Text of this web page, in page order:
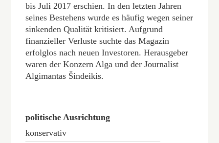
bis Juli 2017 erschien. In den letzten Jahren
seines Bestehens wurde es häufig wegen seiner
sinkenden Qualität kritisiert. Aufgrund
finanzieller Verluste suchte das Magazin
erfolglos nach neuen Investoren. Herausgeber
waren der Konzern Alga und der Journalist
Algimantas Šindeikis.
politische Ausrichtung
konservativ